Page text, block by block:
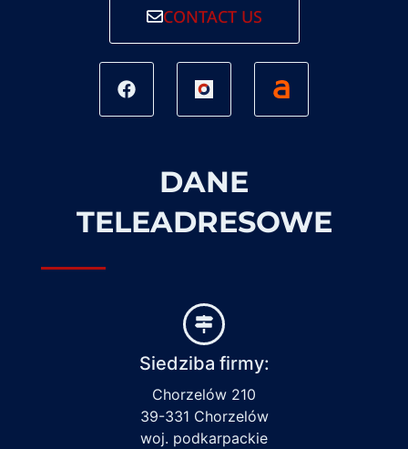
CONTACT US
DANE
TELEADRESOWE
Siedziba firmy:
Chorzelów 210
39-331 Chorzelów
woj. podkarpackie